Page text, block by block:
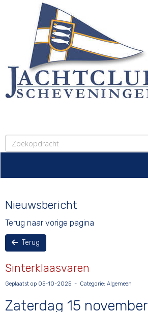
Nieuwsbericht
Terug naar vorige pagina
Terug
Sinterklaasvaren
Geplaatst op 05-10-2025 - Categorie: Algemeen
Zaterdag 15 november